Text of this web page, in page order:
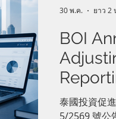
BOI
e-
泰國投資促
5/2569 號公
30 พ.ค. ยาว 2